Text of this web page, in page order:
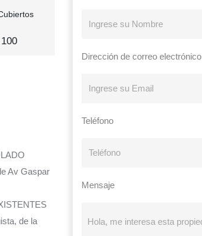
100
Av Gaspar
de la
Dirección de correo electrónico
Teléfono
Mensaje